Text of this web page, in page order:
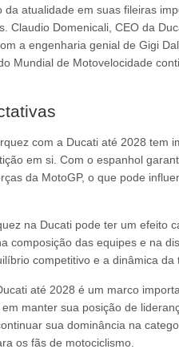
atualidade em suas fileiras
Claudio Domenicali, CEO da
a engenharia genial de Gigi
Mundial de Motovelocidade
com a Ducati até 2028 tem
em si. Com o espanhol
da MotoGP, o que pode
na Ducati pode ter um efeito
composição das equipes e na
competitivo e a dinâmica da
até 2028 é um marco
manter sua posição de
sua dominância na
os fãs de motociclismo.